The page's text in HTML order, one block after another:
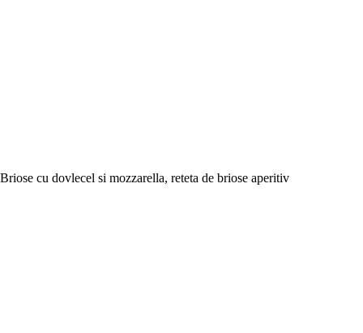
Briose cu dovlecel si mozzarella, reteta de briose aperitiv